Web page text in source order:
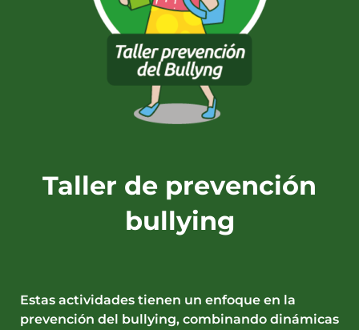
Taller de prevención
bullying
Estas actividades tienen un enfoque en la
prevención del bullying, combinando dinámicas